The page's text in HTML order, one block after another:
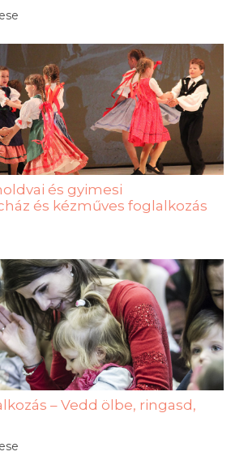
és gyimesi
és kézműves foglalkozás
– Vedd ölbe, ringasd,